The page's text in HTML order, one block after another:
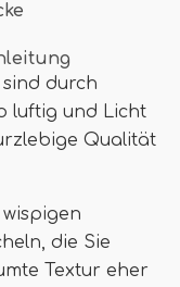
durch
luftig und Licht
Qualität
die Sie
Textur eher